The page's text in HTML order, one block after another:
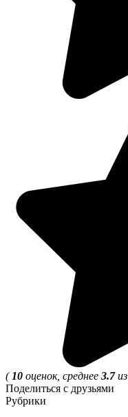
( 10 оценок, среднее 3.7из
Поделиться с друзьями
Рубрики